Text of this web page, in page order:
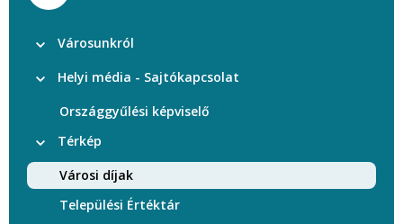
Városunkról
Helyi média - Sajtókapcsolat
Országgyűlési képviselő
Térkép
Városi díjak
Települési Értéktár